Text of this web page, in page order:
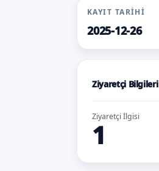
KAYIT TARIHI
2025-12-26
Ziyaretçi Bilgileri
Ziyaretçi İlgisi
1